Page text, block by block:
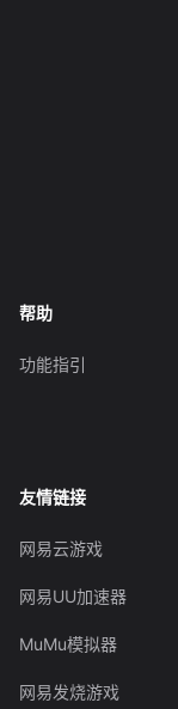
帮助
功能指引
友情链接
网易云游戏
网易UU加速器
MuMu模拟器
网易发烧游戏